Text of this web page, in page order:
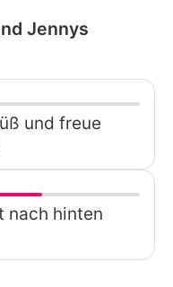
Jennys
und freue
nach hinten